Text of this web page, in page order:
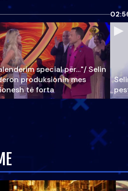
special për…"/ Selin
produksionin mes
të forta